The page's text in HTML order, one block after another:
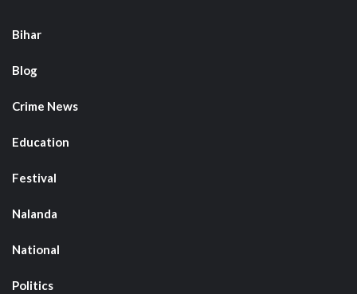
Bihar
Blog
Crime News
Education
Festival
Nalanda
National
Politics